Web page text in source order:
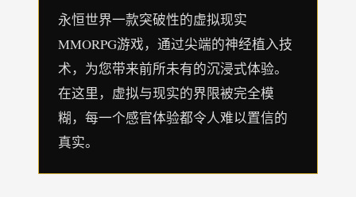
永恒世界一款突破性的虚拟现实
MMORPG游戏，通过尖端的神经植入技
术，为您带来前所未有的沉浸式体验。
在这里，虚拟与现实的界限被完全模
糊，每一个感官体验都令人难以置信的
真实。